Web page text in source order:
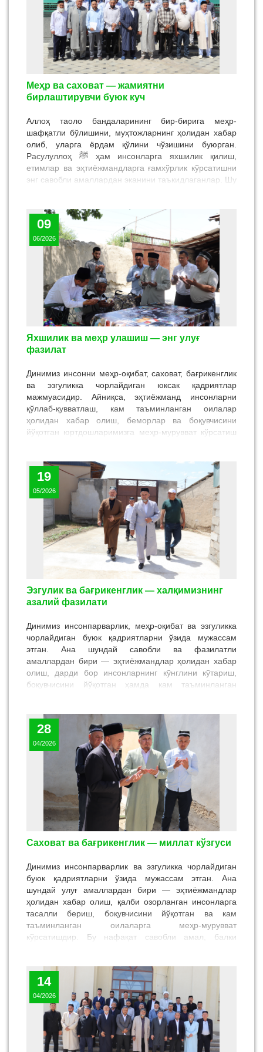
Меҳр ва саховат — жамиятни
бирлаштирувчи буюк куч
Аллоҳ таоло бандаларининг бир-бирига меҳр-
шафқатли бўлишини, муҳтожларнинг ҳолидан хабар
олиб, уларга ёрдам қўлини чўзишини буюрган.
Расулуллоҳ ﷺҳам инсонларга яхшилик қилиш,
етимлар ва эҳтиёжмандларга ғамхўрлик кўрсатишни
энг савобли амаллардан эканини таъкидлаганлар. Шу
мустаҳкам ўрин эгаллаб келади.
09
06/2026
Яхшилик ва меҳр улашиш — энг улуғ
фазилат
Динимиз инсонни меҳр-оқибат, саховат, бағрикенглик
ва эзгуликка чорлайдиган юксак қадриятлар
мажмуасидир. Айниқса, эҳтиёжманд инсонларни
қўллаб-қувватлаш, кам таъминланган оилалар
ҳолидан хабар олиш, беморлар ва боқувчисини
йўқотган юртдошларимизга меҳр-мурувват кўрсатиш
19
05/2026
Эзгулик ва бағрикенглик — халқимизнинг
азалий фазилати
Динимиз инсонпарварлик, меҳр-оқибат ва эзгуликка
чорлайдиган буюк қадриятларни ўзида мужассам
этган. Ана шундай савобли ва фазилатли
амаллардан бири — эҳтиёжмандлар ҳолидан хабар
олиш, дарди бор инсонларнинг кўнглини кўтариш,
боқувчисини йўқотган ҳамда кам таъминланган
бахш этади, балки жамиятда меҳр-оқибат,
ҳамжиҳатлик ва ўзаро биродарлик муҳитини
мустаҳкамлайди.
28
04/2026
Саховат ва бағрикенглик — миллат кўзгуси
Динимиз инсонпарварлик ва эзгуликка чорлайдиган
буюк қадриятларни ўзида мужассам этган. Ана
шундай улуғ амаллардан бири — эҳтиёжмандлар
ҳолидан хабар олиш, қалби озорланган инсонларга
тасалли бериш, боқувчисини йўқотган ва кам
таъминланган оилаларга меҳр-мурувват
кўрсатишдир. Бу нафақат савобли амал, балки
Жорий йилнинг 28 апрель куни Самарқанд
вилоятининг Булунғур туманида ана шу эзгу
мақсадларга қаратилган сайёр йиғилиш бўлиб ўтди.
Унда Самарқанд вилояти бош имом-хатиби
ўринбосари Хайрулло домла Саттаров, шаҳар ва
туман бош имом-хатиблари, «Ҳаж–2025»
зиёратчилари, маҳалла фаоллари ҳамда нуроний
14
04/2026